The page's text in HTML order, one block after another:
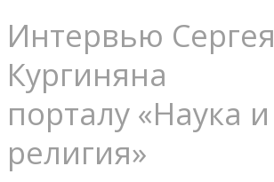
Интервью Сергея
Кургиняна
порталу «Наука и
религия»